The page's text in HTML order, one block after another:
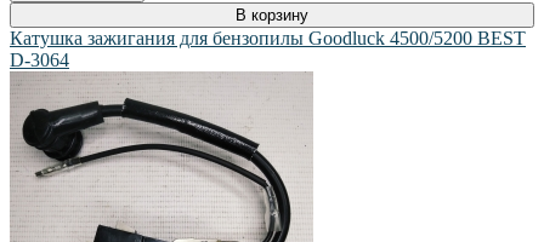
В корзину
Катушка зажигания для бензопилы Goodluck 4500/5200 BEST
D-3064